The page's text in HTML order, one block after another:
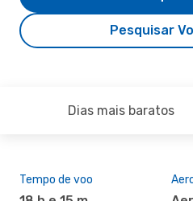
Pesquisar
Dias mais baratos
Tempo de voo